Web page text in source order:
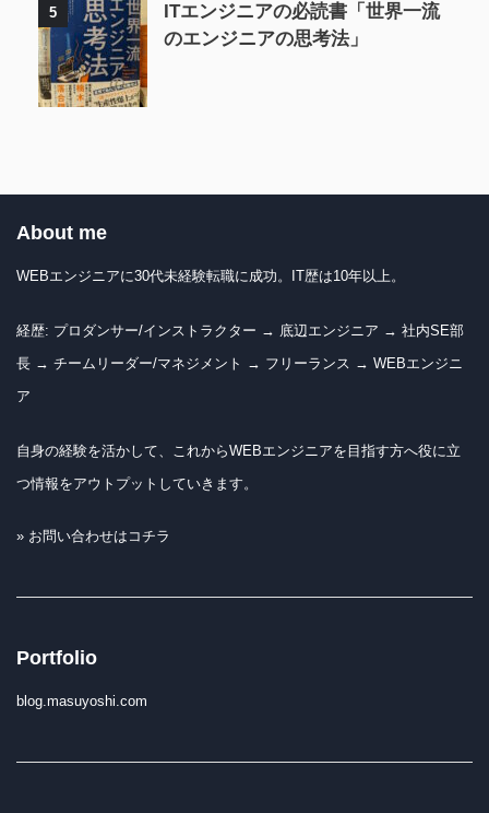
5
ITエンジニアの必読書「世界一流
のエンジニアの思考法」
About me
WEBエンジニアに30代未経験転職に成功。IT歴は10年以上。
経歴: プロダンサー/インストラクター → 底辺エンジニア → 社内SE部
長 → チームリーダー/マネジメント → フリーランス → WEBエンジニ
ア
自身の経験を活かして、これからWEBエンジニアを目指す方へ役に立
つ情報をアウトプットしていきます。
» お問い合わせはコチラ
Portfolio
blog.masuyoshi.com